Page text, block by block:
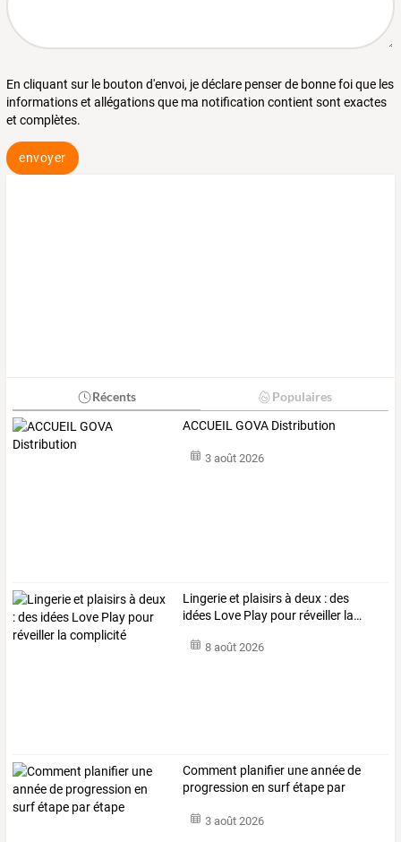
En cliquant sur le bouton d'envoi, je déclare penser de bonne foi que les
informations et allégations que ma notification contient sont exactes
et complètes.
envoyer
Récents Populaires
ACCUEIL GOVA Distribution
3 août 2026
Lingerieet plaisirsà deux :des
idées Love Play pour réveiller la…
8 août 2026
Comment planifier une année de
progression en surf étape par
3 août 2026